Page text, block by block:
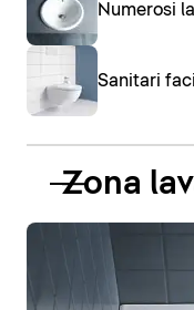
Numerosi
Sanitari
Zona